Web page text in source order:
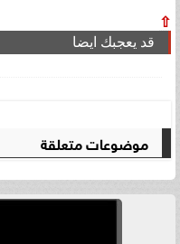
⇧
قد يعجبك ايضا
موضوعات متعلقة